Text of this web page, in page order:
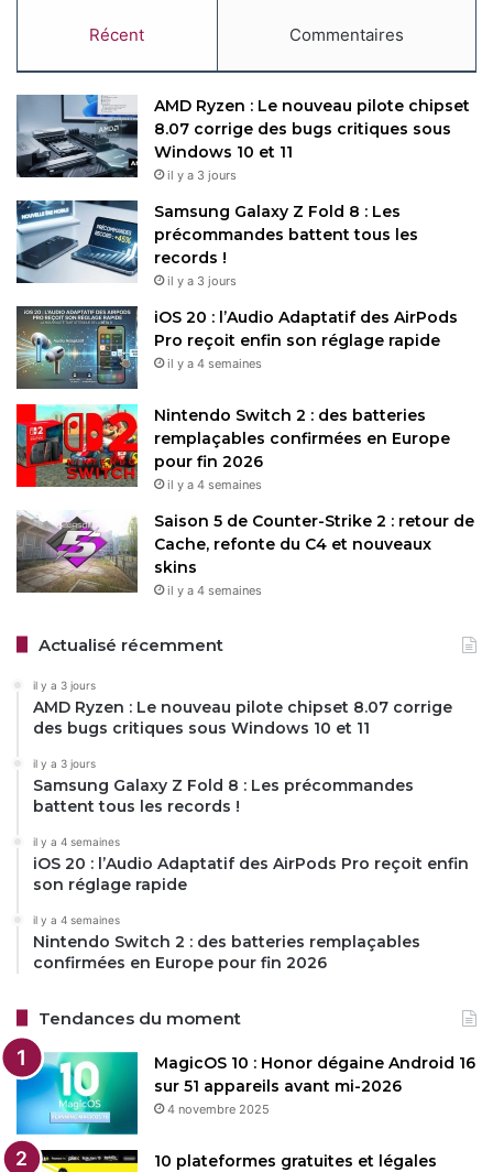
Récent Commentaires
AMD Ryzen : Le nouveau pilote chipset
8.07 corrige des bugs critiques sous
Windows 10 et 11
il y a 3 jours
Samsung Galaxy Z Fold 8 : Les
précommandes battent tous les
records !
il y a 3 jours
iOS 20 : l’Audio Adaptatif des AirPods
Pro reçoit enfin son réglage rapide
il y a 4 semaines
Nintendo Switch 2 : des batteries
remplaçables confirmées en Europe
pour fin 2026
il y a 4 semaines
Saison 5 de Counter-Strike 2 : retour de
Cache, refonte du C4 et nouveaux
skins
il y a 4 semaines
Actualisé récemment
il y a 3 jours
AMD Ryzen : Le nouveau pilote chipset 8.07 corrige
des bugs critiques sous Windows 10 et 11
il y a 3 jours
Samsung Galaxy Z Fold 8 : Les précommandes
battent tous les records !
il y a 4 semaines
iOS 20 : l’Audio Adaptatif des AirPods Pro reçoit enfin
son réglage rapide
il y a 4 semaines
Nintendo Switch 2 : des batteries remplaçables
confirmées en Europe pour fin 2026
Tendances du moment
MagicOS 10 : Honor dégaine Android 16
sur 51 appareils avant mi-2026
4 novembre 2025
10 plateformes gratuites et légales